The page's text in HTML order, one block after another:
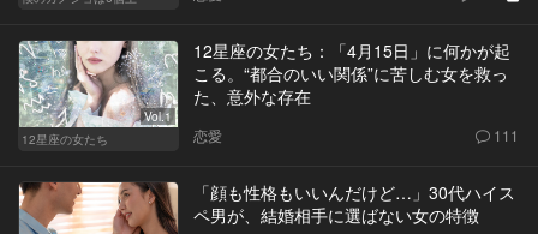
Vol.1
12星座の女たち
12星座の女たち：「4月15日」に何かが起
こる。“都合のいい関係”に苦しむ女を救っ
た、意外な存在
恋愛 111
「顔も性格もいいんだけど…」30代ハイス
ペ男が、結婚相手に選ばない女の特徴